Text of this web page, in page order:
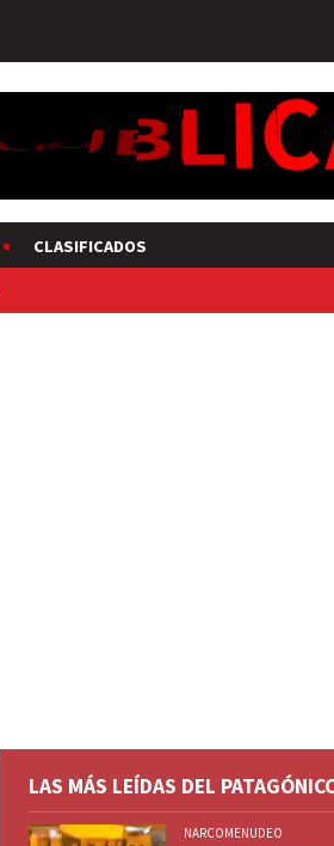
CLASIFICADOS
LAS MÁS LEÍDAS DEL
NARCOMENUDEO